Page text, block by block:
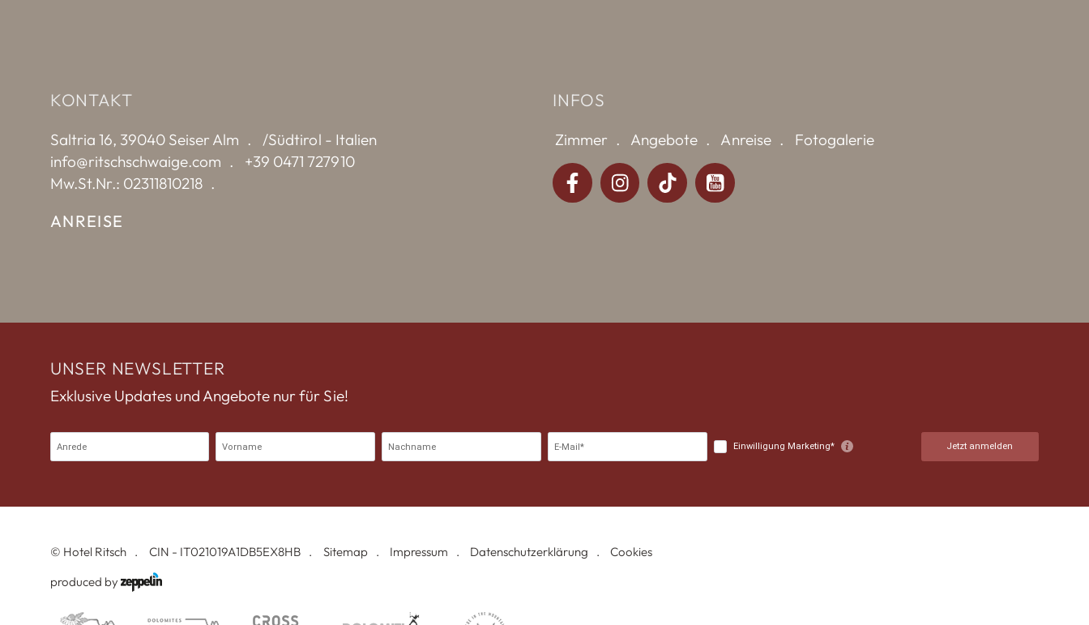
KONTAKT
Saltria 16, 39040 Seiser Alm
/Südtirol - Italien
info@ritschschwaige.com
+39 0471 727910
Mw.St.Nr.: 02311810218
ANREISE
INFOS
Zimmer Angebote Anreise Fotogalerie
UNSER NEWSLETTER
Exklusive Updates und Angebote nur für Sie!
© Hotel Ritsch CIN - IT021019A1DB5EX8HB Sitemap Impressum Datenschutzerklärung
Cookies
produced by